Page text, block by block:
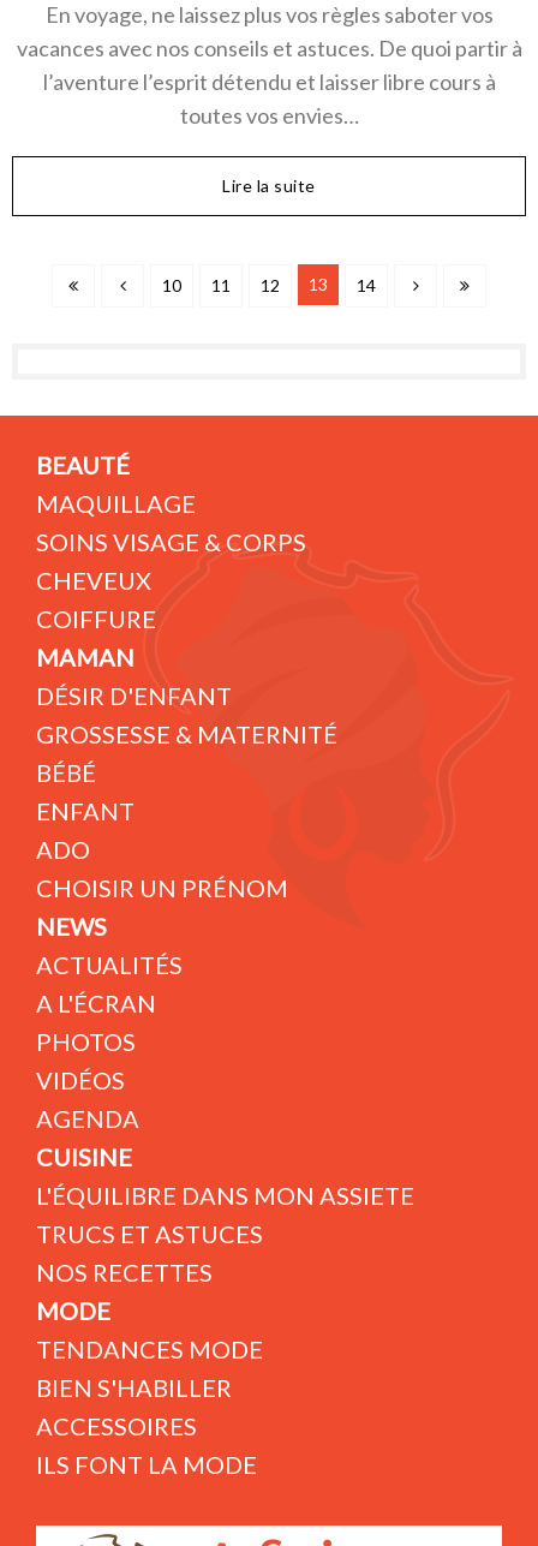
En voyage, ne laissez plus vos règles saboter vos
vacances avec nos conseils et astuces. De quoi partir à
l’aventure l’esprit détendu et laisser libre cours à
toutes vos envies…
Lire la suite
10 11 12 13 14
BEAUTÉ
MAQUILLAGE
SOINS VISAGE & CORPS
CHEVEUX
COIFFURE
MAMAN
DÉSIR D'ENFANT
GROSSESSE & MATERNITÉ
BÉBÉ
ENFANT
ADO
CHOISIR UN PRÉNOM
NEWS
ACTUALITÉS
A L'ÉCRAN
PHOTOS
VIDÉOS
AGENDA
CUISINE
L'ÉQUILIBRE DANS MON ASSIETE
TRUCS ET ASTUCES
NOS RECETTES
MODE
TENDANCES MODE
BIEN S'HABILLER
ACCESSOIRES
ILS FONT LA MODE